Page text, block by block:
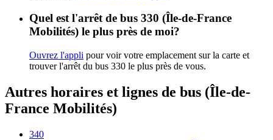
Quel est l'arrêt de bus 330 (Île-de-France
Mobilités) le plus près de moi?
Ouvrez l'appli pour voir votre emplacement sur la carte et
trouver l'arrêt du bus 330 le plus près de vous.
Autres horaires et lignes de bus (Île-de-
France Mobilités)
340